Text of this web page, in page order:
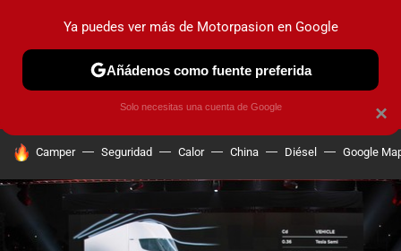
PRUEBAS COCHES ELÉCTRICOS OBSERVATORIO
HOY SE HABLA DE
Camper Seguridad Calor China Diésel Google
×
Ya puedes ver más de Motorpasion en Google
Añádenos como fuente preferida
Solo necesitas una cuenta de Google